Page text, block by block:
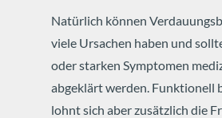
Natürlich können
viele Ursachen haben und
oder starken Symptomen
abgeklärt werden. Funktionell
lohnt sich aber zusätzlich die